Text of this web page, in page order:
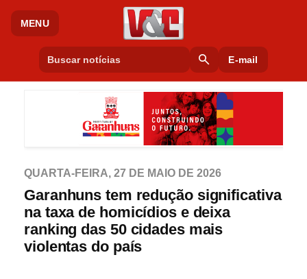
MENU
search E-mail
QUARTA-FEIRA, 27 DE MAIO DE 2026
Garanhuns tem redução significativa
na taxa de homicídios e deixa
ranking das 50 cidades mais
violentas do país